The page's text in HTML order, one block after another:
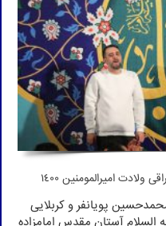
امیرالمومنین 1400
پویانفر و کربلایی